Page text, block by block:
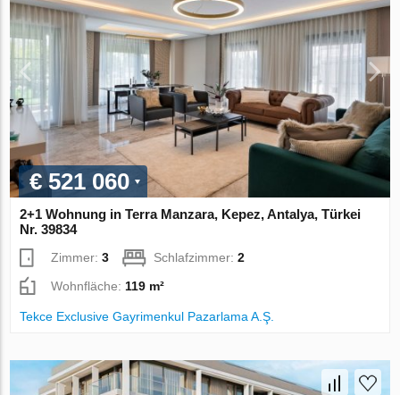
€ 521 060
2+1 Wohnung in Terra Manzara, Kepez, Antalya, Türkei
Nr. 39834
Zimmer:3 Schlafzimmer:2
Wohnfläche: 119 m²
Tekce Exclusive Gayrimenkul Pazarlama A.Ş.